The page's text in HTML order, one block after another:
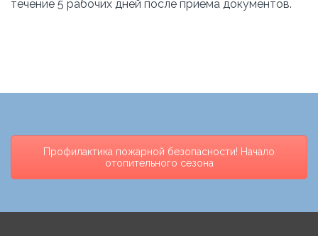
течение 5 рабочих дней после приёма документов.
Профилактика пожарной безопасности! Начало
отопительного сезона